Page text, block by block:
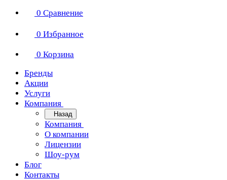
0 Сравнение
0 Избранное
0 Корзина
Бренды
Акции
Услуги
Компания
Назад
Компания
О компании
Лицензии
Шоу-рум
Блог
Контакты